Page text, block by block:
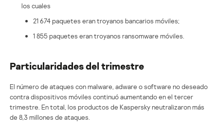
los cuales
21 674 paquetes eran troyanos bancarios móviles;
1 855 paquetes eran troyanos ransomware móviles.
Particularidades del trimestre
El número de ataques con malware, adware o software no deseado
contra dispositivos móviles continuó aumentando en el tercer
trimestre. En total, los productos de Kaspersky neutralizaron más
de 8,3 millones de ataques.